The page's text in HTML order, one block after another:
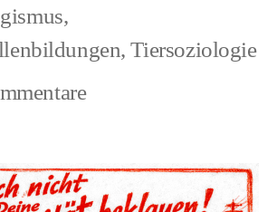
und
objektifizierende
Rahmen
,
,Tiersoziologie
zu
Speziesismus: